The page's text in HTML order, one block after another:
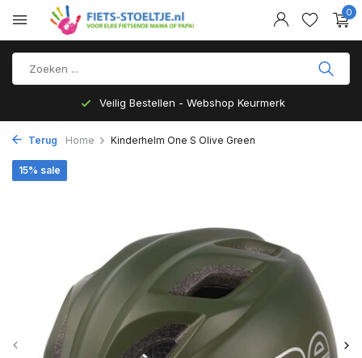
0
Veilig Bestellen - Webshop Keurmerk
Terug Home Kinderhelm One S Olive Green
15% sale